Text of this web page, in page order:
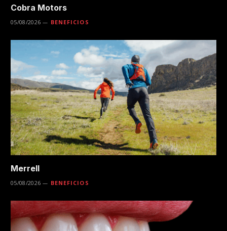
Cobra Motors
05/08/2026 BENEFICIOS
Merrell
05/08/2026 BENEFICIOS